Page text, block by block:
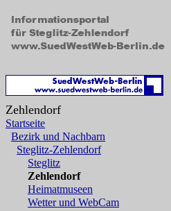
Zehlendorf
Startseite
Bezirk und Nachbarn
Steglitz-Zehlendorf
Steglitz
Zehlendorf
Heimatmuseen
Wetter und WebCam